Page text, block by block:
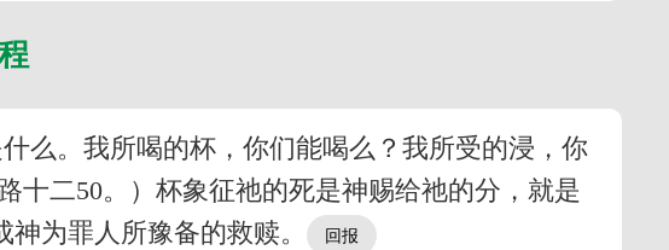
么。我所喝的杯，你们能喝么？我所受的浸，你
十二50。）杯象征祂的死是神赐给祂的分，就是
为罪人所豫备的救赎。